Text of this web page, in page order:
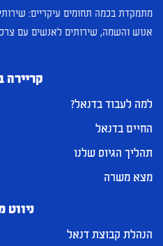
מתמקדת בכמה תחומים עיקריים:
אנוש והשמה, שירותים לאנשים עם
קריירה
למה לעבוד בדנאל?
החיים בדנאל
תהליך הגיוס שלנו
מצא משרה
ניווט
הנהלת קבוצת דנאל